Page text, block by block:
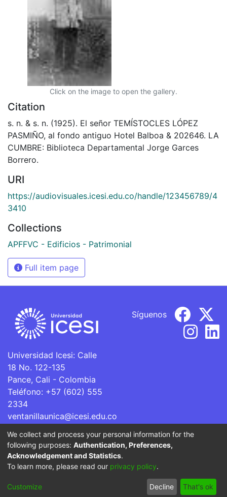
Click on the image to open the gallery.
Citation
s. n. & s. n. (1925). El señor TEMÍSTOCLES LÓPEZ
PASMIÑO, al fondo antiguo Hotel Balboa & 202646. LA
CUMBRE: Biblioteca Departamental Jorge Garces
Borrero.
URI
https://audiovisuales.icesi.edu.co/handle/123456789/4
3410
Collections
APFFVC - Edificios - Patrimonial
Full item page
Universidad Icesi: Calle
18 No. 122-135
Pance, Cali - Colombia
Teléfono: +57 (602) 555
2334
ventanillaunica@icesi.edu.co
Síguenos
La Universidad Icesi es una Institución de Educación
Superior que se encuentra sujeta a inspección y vigilancia
por parte del Ministerio de Educación Nacional.
Cookie
End User
Agreement
Send
Feedback
We collect and process your personal information for the
following purposes: Authentication, Preferences,
Acknowledgement and Statistics.
To learn more, please read our privacy policy.
Customize Decline That's ok